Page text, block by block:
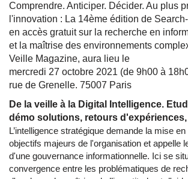
Comprendre. Anticiper. Décider. Au plus
l'innovation : La 14ème édition de
en accès gratuit sur la recherche en
et la maîtrise des environnements
Veille Magazine, aura lieu le
mercredi 27 octobre 2021 (de 9h00 à
rue de Grenelle. 75007 Paris
De la veille à la Digital Intelligence.
démo solutions, retours
L’intelligence stratégique demande la mise
objectifs majeurs de l'organisation et appelle
d'une gouvernance informationnelle. Ici se
convergence entre les problématiques de